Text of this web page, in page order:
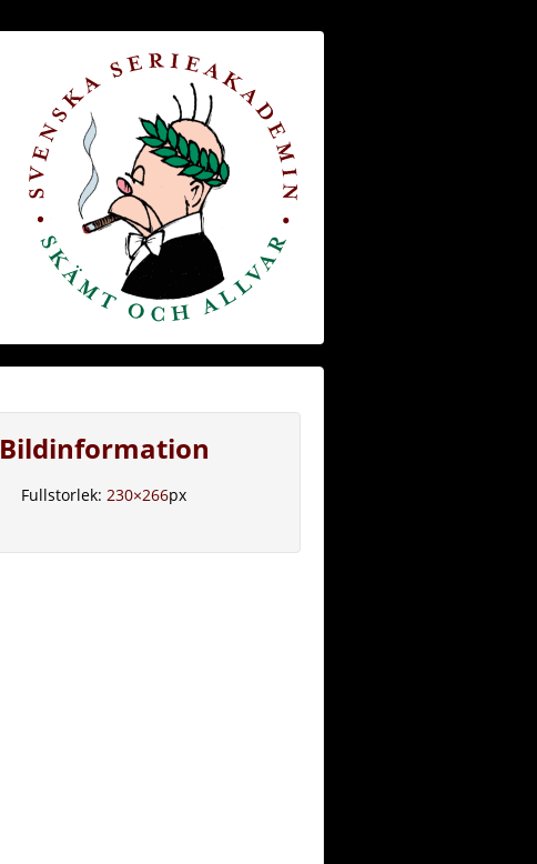
Bildinformation
Fullstorlek: 230×266px